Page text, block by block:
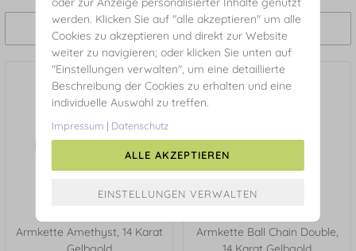
Filtern und Sortieren
Armkette Amethyst, 14 Karat
Armkette Ball Chain Double,
werden. Klicken Sie auf "alle akzeptieren" um alle
Cookies zu akzeptieren und direkt zur Website
weiter zu navigieren; oder klicken Sie unten auf
"Einstellungen verwalten", um eine detaillierte
Beschreibung der Cookies zu erhalten und eine
individuelle Auswahl zu treffen.
Impressum | Datenschutz
ALLE AKZEPTIEREN